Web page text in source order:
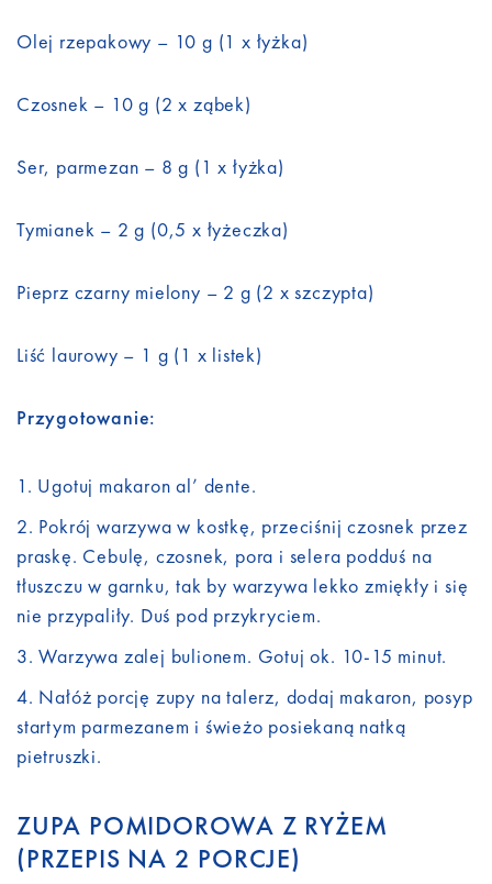
Olej rzepakowy – 10 g (1 x łyżka)
Czosnek – 10 g (2 x ząbek)
Ser, parmezan – 8 g (1 x łyżka)
Tymianek – 2 g (0,5 x łyżeczka)
Pieprz czarny mielony – 2 g (2 x szczypta)
Liść laurowy – 1 g (1 x listek)
Przygotowanie:
Ugotuj makaron al’ dente.
Pokrój warzywa w kostkę, przeciśnij czosnek przez
praskę. Cebulę, czosnek, pora i selera podduś na
tłuszczu w garnku, tak by warzywa lekko zmiękły i się
nie przypaliły. Duś pod przykryciem.
Warzywa zalej bulionem. Gotuj ok. 10-15 minut.
Nałóż porcję zupy na talerz, dodaj makaron, posyp
startym parmezanem i świeżo posiekaną natką
pietruszki.
ZUPA POMIDOROWA Z RYŻEM
(PRZEPIS NA 2 PORCJE)